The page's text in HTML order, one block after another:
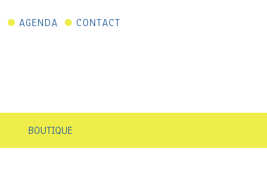
CONTACT
AGENDA
BOUTIQUE